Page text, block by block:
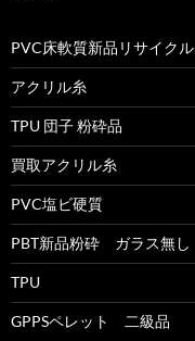
PVC床軟質新品リサイクル
アクリル糸
TPU 団子 粉砕品
買取アクリル糸
PVC塩ビ硬質
PBT新品粉砕 ガラス無し
TPU
GPPSペレット 二級品